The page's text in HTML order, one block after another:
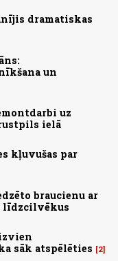
dramatiskas
un
uz
ielā
kļuvušas par
braucienu ar
līdzcilvēkus
sāk atspēlēties
2